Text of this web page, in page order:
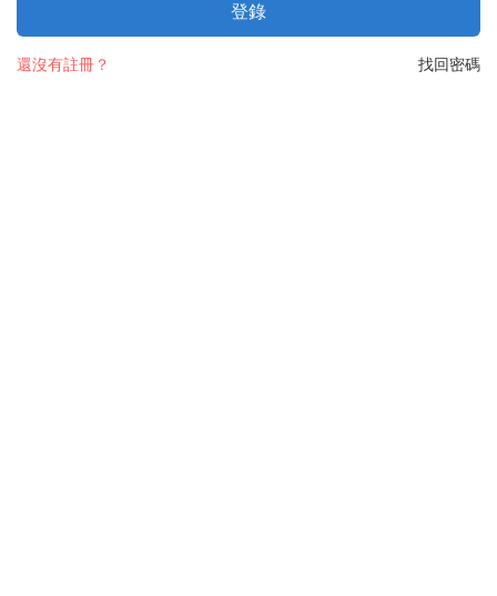
登錄
找回密碼
還沒有註冊？